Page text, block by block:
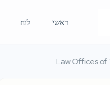
ראשי לוח
Law Offices of